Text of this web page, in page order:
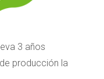
3 años
producción la